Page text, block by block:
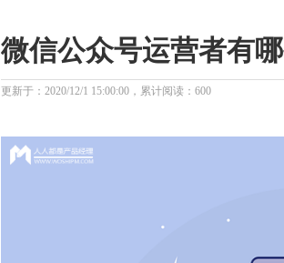
微信公众号运营者有
更新于：2020/12/1 15:00:00，累计阅读： 600